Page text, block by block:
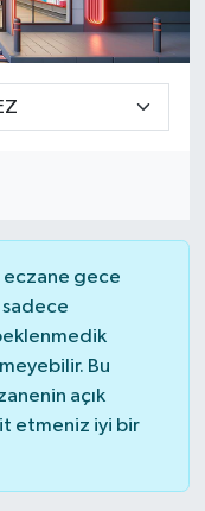
eczane gece
sadece
Bu
açık
etmeniz iyi bir